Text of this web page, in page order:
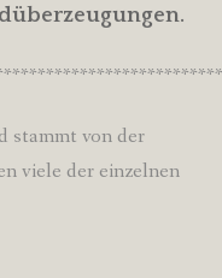
stammt von der
viele der einzelnen